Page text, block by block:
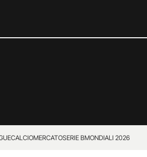
CALCIOMERCATOSERIE BMONDIALI 2026